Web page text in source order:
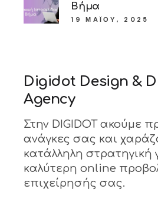
Βήμα
19 ΜΑΪ́ΟΥ, 2025
Digidot Design &
Agency
Στην DIGIDOT ακούμε
ανάγκες σας και
κατάλληλη στρατηγική
καλύτερη online
επιχείρησής σας.